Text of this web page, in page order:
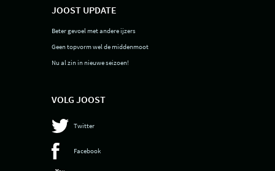
JOOST UPDATE
Beter gevoel met andere ijzers
Geen topvorm wel de middenmoot
Nu al zin in nieuwe seizoen!
VOLG JOOST
Twitter
Facebook